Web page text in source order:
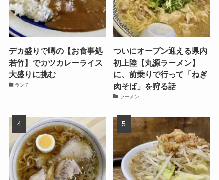
デカ盛りで噂の【お食事処
若竹】でカツカレーライス
大盛りに挑む
ランチ
ついにオープン迎える県内
初上陸【丸源ラーメン】
に、前乗りで行って「ねぎ
肉そば」を狩る話
ラーメン